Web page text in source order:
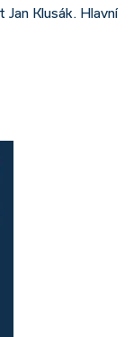
Klusák. Hlavní